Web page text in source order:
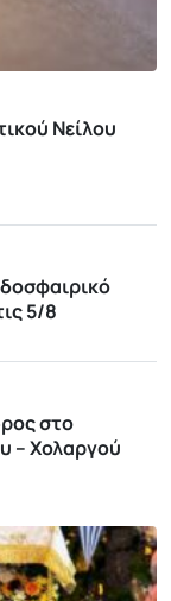
Νείλου
5/8
στο
– Χολαργού